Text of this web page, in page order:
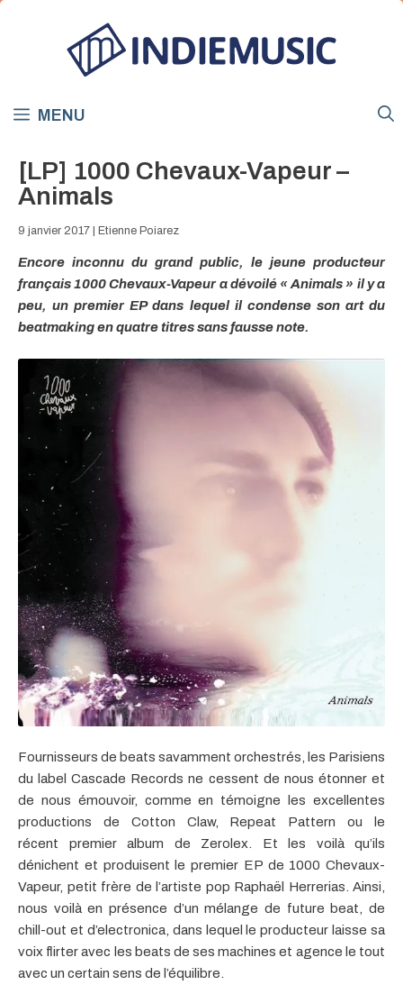
MENU
[LP] 1000 Chevaux-Vapeur –
Animals
9 janvier 2017 Etienne Poiarez
Encore inconnu du grand public, le jeune producteur
français 1000 Chevaux-Vapeur a dévoilé « Animals » il y a
peu, un premier EP dans lequel il condense son art du
beatmaking en quatre titres sans fausse note.
Fournisseurs de beats savamment orchestrés, les Parisiens
du label Cascade Records ne cessent de nous étonner et
de nous émouvoir, comme en témoigne les excellentes
productions de Cotton Claw, Repeat Pattern ou le
récent premier album de Zerolex. Et les voilà qu’ils
dénichent et produisent le premier EP de 1000 Chevaux-
Vapeur, petit frère de l’artiste pop Raphaël Herrerias. Ainsi,
nous voilà en présence d’un mélange de future beat, de
chill-out et d’electronica, dans lequel le producteur laisse sa
voix flirter avec les beats de ses machines et agence le tout
avec un certain sens de l’équilibre.